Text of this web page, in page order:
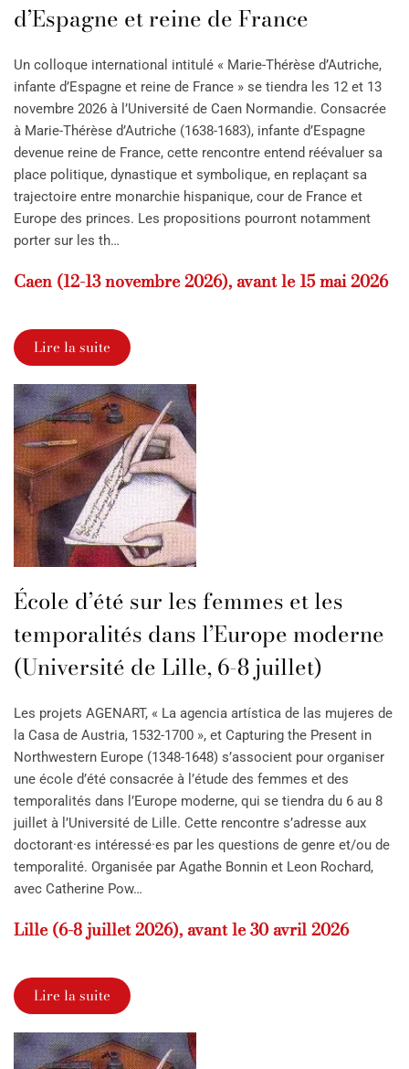
d’Espagne et reine de France
Un colloque international intitulé « Marie-Thérèse d’Autriche,
infante d’Espagne et reine de France » se tiendra les 12 et 13
novembre 2026 à l’Université de Caen Normandie. Consacrée
à Marie-Thérèse d’Autriche (1638-1683), infante d’Espagne
devenue reine de France, cette rencontre entend réévaluer sa
place politique, dynastique et symbolique, en replaçant sa
trajectoire entre monarchie hispanique, cour de France et
Europe des princes. Les propositions pourront notamment
porter sur les th…
Caen (12-13 novembre 2026), avant le 15 mai 2026
Lire la suite
École d’été sur les femmes et les
temporalités dans l’Europe moderne
(Université de Lille, 6-8 juillet)
Les projets AGENART, « La agencia artística de las mujeres de
la Casa de Austria, 1532-1700 », et Capturing the Present in
Northwestern Europe (1348-1648) s’associent pour organiser
une école d’été consacrée à l’étude des femmes et des
temporalités dans l’Europe moderne, qui se tiendra du 6 au 8
juillet à l’Université de Lille. Cette rencontre s’adresse aux
doctorant·es intéressé·es par les questions de genre et/ou de
temporalité. Organisée par Agathe Bonnin et Leon Rochard,
avec Catherine Pow…
Lille (6-8 juillet 2026), avant le 30 avril 2026
Lire la suite